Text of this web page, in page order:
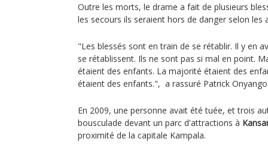
Outre les morts, le drame a fait de plusieurs
les secours ils seraient hors de danger selon les
"Les blessés sont en train de se rétablir. Il y en
se rétablissent. Ils ne sont pas si mal en point.
étaient des enfants. La majorité étaient des
étaient des enfants.", a rassuré Patrick Onyango.
En 2009, une personne avait été tuée, et trois
bousculade devant un parc d'attractions à
proximité de la capitale Kampala.